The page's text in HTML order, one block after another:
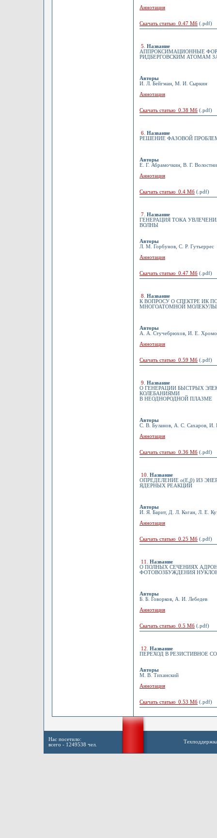
Аннотация
Скачать статью 0.47 Мб (.pdf)
5
Название
АППРОКСИМАЦИОННЫЕ
РИДБЕРГОВСКИМ АТОМАМ
Авторы
И. Л. Бейгман, М. И. Сыркин
Аннотация
Скачать статью 0.38 Мб (.pdf)
6 Название
РЕШЕНИЕ ФАЗОВОЙ
Авторы
Е. Г. Абрамочкин, В. Г.
Аннотация
Скачать статью 0.4 Мб (.pdf)
7 Название
ГЕНЕРАЦИЯ ТОКА
ВОЛНЫ
Авторы
Л. М. Горбунов, С. Р. Гутьеррес
Аннотация
Скачать статью 0.47 Мб (.pdf)
8
Название
К ВОПРОСУ О СПЕКТРЕ ИК
МНОГОАТОМНОЙ МОЛЕКУЛЫ
Авторы
А. А. Стучебрюхов, И. Е.
Аннотация
Скачать статью 0.59 Мб (.pdf)
9
Название
О ГЕНЕРАЦИИ БЫСТРЫХ
КОЛЕБАНИЯМИ
В НЕОДНОРОДНОЙ ПЛАЗМЕ
Авторы
С. В. Буланов, А. С. Сахаров, И.
Аннотация
Скачать статью 0.36 Мб (.pdf)
10
Название
ОПРЕДЕЛЕНИЕ о(Е,0) ИЗ
ЯДЕРНЫХ РЕАКЦИЙ
Авторы
И. Я. Барит, Д. Л. Коган, Л. Е.
Аннотация
Скачать статью 0.25 Мб (.pdf)
11
Название
О ПОЛНЫХ СЕЧЕНИЯХ
ФОТОВОЗБУЖДЕНИЯ
Авторы
Б. Б. Говорков, А. И. Лебедев
Аннотация
Скачать статью 0.5 Мб (.pdf)
12
Название
ПЕРЕХОД В РЕЗИСТИВНОЕ
Авторы
М. В. Тиханский
Аннотация
Скачать статью 0.53 Мб (.pdf)
Нас посетило:
всего - 1249538 чел.